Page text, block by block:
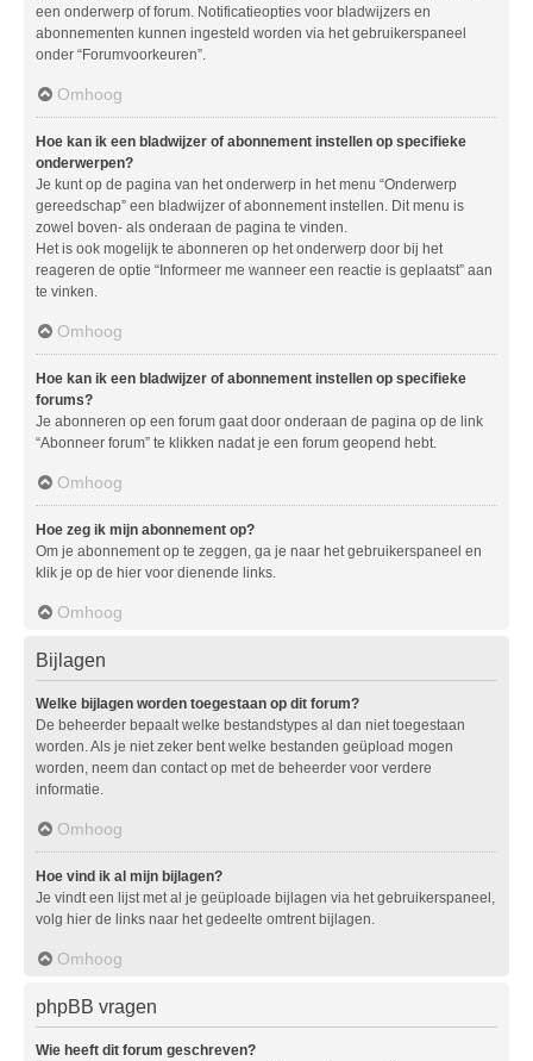
een onderwerp of forum. Notificatieopties voor bladwijzers en
abonnementen kunnen ingesteld worden via het gebruikerspaneel
onder “Forumvoorkeuren”.
Omhoog
Hoe kan ik een bladwijzer of abonnement instellen op specifieke
onderwerpen?
Je kunt op de pagina van het onderwerp in het menu “Onderwerp
gereedschap” een bladwijzer of abonnement instellen. Dit menu is
zowel boven- als onderaan de pagina te vinden.
Het is ook mogelijk te abonneren op het onderwerp door bij het
reageren de optie “Informeer me wanneer een reactie is geplaatst” aan
te vinken.
Omhoog
Hoe kan ik een bladwijzer of abonnement instellen op specifieke
forums?
Je abonneren op een forum gaat door onderaan de pagina op de link
“Abonneer forum” te klikken nadat je een forum geopend hebt.
Omhoog
Hoe zeg ik mijn abonnement op?
Om je abonnement op te zeggen, ga je naar het gebruikerspaneel en
klik je op de hier voor dienende links.
Omhoog
Bijlagen
Welke bijlagen worden toegestaan op dit forum?
De beheerder bepaalt welke bestandstypes al dan niet toegestaan
worden. Als je niet zeker bent welke bestanden geüpload mogen
worden, neem dan contact op met de beheerder voor verdere
informatie.
Omhoog
Hoe vind ik al mijn bijlagen?
Je vindt een lijst met al je geüploade bijlagen via het gebruikerspaneel,
volg hier de links naar het gedeelte omtrent bijlagen.
Omhoog
phpBB vragen
Wie heeft dit forum geschreven?